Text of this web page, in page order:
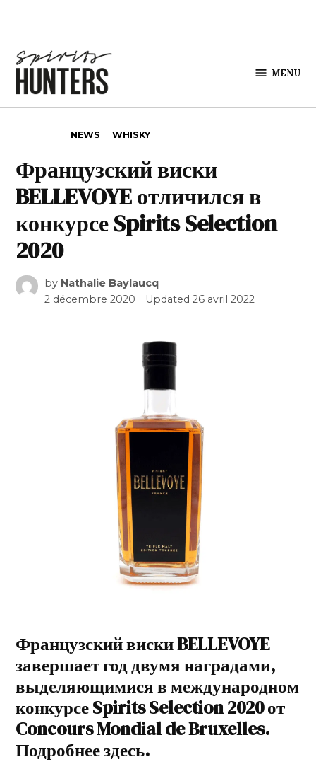
MENU
NEWS WHISKY
Французский виски
BELLEVOYE отличился в
конкурсе Spirits Selection
2020
by Nathalie Baylaucq
2 décembre 2020
Updated26 avril 2022
Французский виски BELLEVOYE
завершает год двумя наградами,
выделяющимися в международном
конкурсе Spirits Selection 2020 от
Concours Mondial de Bruxelles.
Подробнее здесь.